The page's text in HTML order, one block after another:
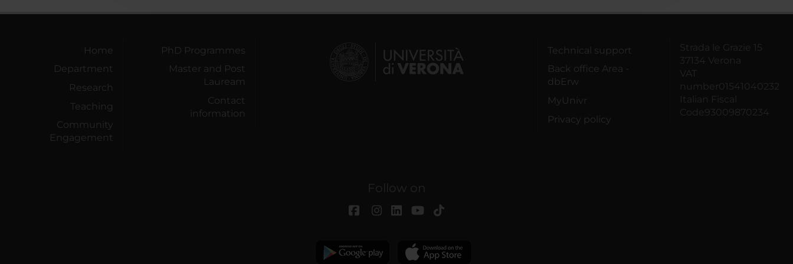
Home
Department
Research
Teaching
Community
Engagement
PhD Programmes
Master and Post
Lauream
Contact
information
Technical support
Back office Area -
dbErw
MyUnivr
Privacy policy
Strada le Grazie 15
37134 Verona
VAT
number01541040232
Italian Fiscal
Code93009870234
Follow on